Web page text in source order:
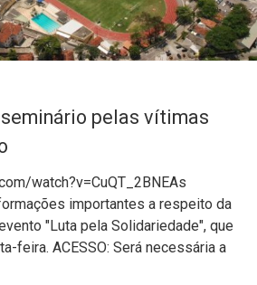
pelas vítimas
watch?v=CuQT_2BNEAs
importantes a respeito da
"Luta pela Solidariedade", que
feira. ACESSO: Será necessária a